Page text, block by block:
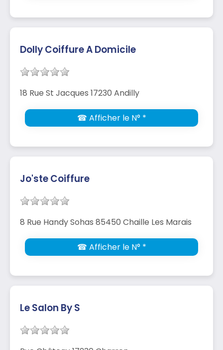
Dolly Coiffure A Domicile
18 Rue St Jacques 17230 Andilly
☎ Afficher le N° *
Jo'ste Coiffure
8 Rue Handy Sohas 85450 Chaille Les Marais
☎ Afficher le N° *
Le Salon By S